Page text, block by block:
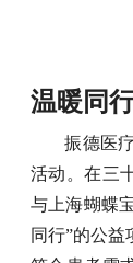
温暖同
振德医
活动。在三
与上海蝴蝶
同行”的公